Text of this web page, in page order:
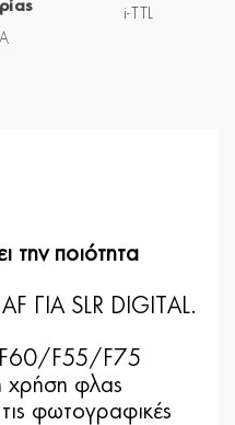
i-TTL
την ποιότητα
ΓΙΑ SLR DIGITAL.
F55/F75
χρήση φλας
φωτογραφικές